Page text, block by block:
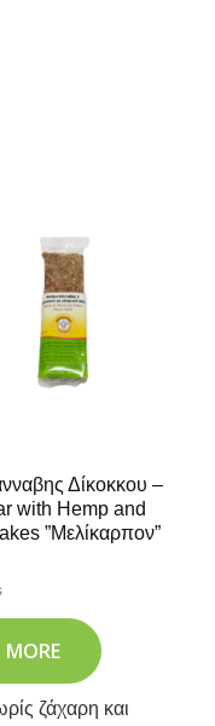
Δίκοκκου –
with Hemp and
”Μελίκαρπον”
MORE
ζάχαρη και